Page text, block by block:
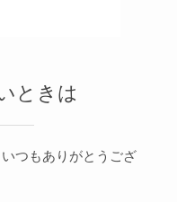
ときは
つもありがとうござ